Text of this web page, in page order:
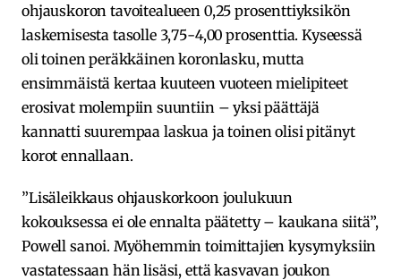
ohjauskoron tavoitealueen 0,25 prosenttiyksikön
laskemisesta tasolle 3,75-4,00 prosenttia. Kyseessä
oli toinen peräkkäinen koronlasku, mutta
ensimmäistä kertaa kuuteen vuoteen mielipiteet
erosivat molempiin suuntiin – yksi päättäjä
kannatti suurempaa laskua ja toinen olisi pitänyt
korot ennallaan.
”Lisäleikkaus ohjauskorkoon joulukuun
kokouksessa ei ole ennalta päätetty – kaukana siitä”,
Powell sanoi. Myöhemmin toimittajien kysymyksiin
vastatessaan hän lisäsi, että kasvavan joukon